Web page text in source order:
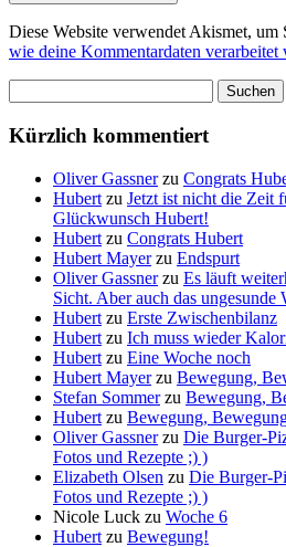
Diese Website verwendet Akismet, um
wie deine Kommentardaten verarbeitet
nach:
Kürzlich kommentiert
Oliver Gassnerzu Congrats
Hubert zu Jetzt ist nicht die Zeit
Glückwunsch Hubert!
Hubert zu Congrats Hubert
Hubert Mayerzu Endspurt
Oliver Gassnerzu Es läuft
Sicht. Aber auch das ungesunde
Hubert zu Erste Zwischenbilanz
Hubert zu Ich muss wieder
Hubert zu Eine Woche noch
Hubert Mayerzu Bewegung,
Stefan Sommerzu Bewegung,
Hubert zu Bewegung,
Oliver Gassnerzu Die Burger-
Fotos und Rezepte ;) )
Elizabeth Olsen zu Die Burger-
Fotos und Rezepte ;) )
Nicole Luck zu Woche 6
Hubert zu Bewegung!